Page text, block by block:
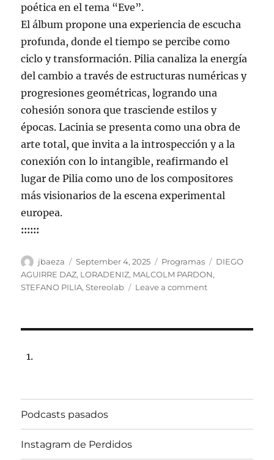
poética en el tema “Eve”.
El álbum propone una experiencia de escucha
profunda, donde el tiempo se percibe como
ciclo y transformación. Pilia canaliza la energía
del cambio a través de estructuras numéricas y
progresiones geométricas, logrando una
cohesión sonora que trasciende estilos y
épocas. Lacinia se presenta como una obra de
arte total, que invita a la introspección y a la
conexión con lo intangible, reafirmando el
lugar de Pilia como uno de los compositores
más visionarios de la escena experimental
europea.
::::::
Author
jbaeza
Posted
on
September 4, 2025 Categories
Programas Tags
DIEGO
AGUIRRE DAZ, LORADENIZ, MALCOLM PARDON,
STEFANO PILIA,Stereolab Leave a commenton
hrs
Radio
Podcasts pasados
Instagram de Perdidos